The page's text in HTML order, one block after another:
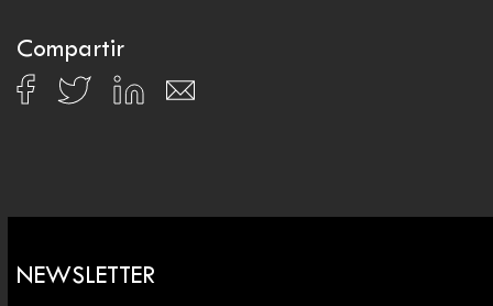
Compartir
NEWSLETTER